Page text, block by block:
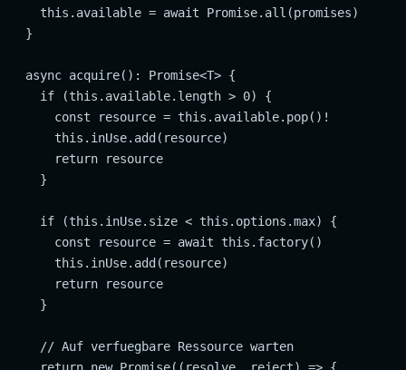
    this.available = await Promise.all(promises)
  }
  async acquire(): Promise<T> {
    if (this.available.length > 0) {
      const resource = this.available.pop()!
      this.inUse.add(resource)
      return resource
    }
    if (this.inUse.size < this.options.max) {
      const resource = await this.factory()
      this.inUse.add(resource)
      return resource
    }
    // Auf verfuegbare Ressource warten
    return new Promise((resolve, reject) => {